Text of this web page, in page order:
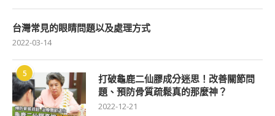
台灣常見的眼睛問題以及處理方式
2022-03-14
5
打破龜鹿二仙膠成分迷思！改善關節問
題、預防骨質疏鬆真的那麼神？
2022-12-21